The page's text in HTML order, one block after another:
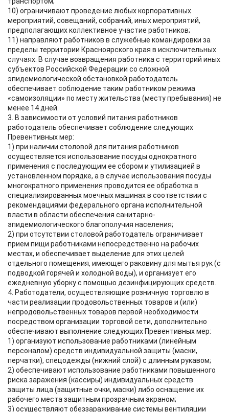
10) ограничивают проведение любых корпоративных
мероприятий, совещаний, собраний, иных мероприятий,
предполагающих коллективное участие работников;
11) направляют работников в служебные командировки за
пределы территории Красноярского края в исключительных
случаях. В случае возвращения работника с территорий иных
субъектов Российской Федерации со сложной
эпидемиологической обстановкой работодатель
обеспечивает соблюдение таким работником режима
«самоизоляции» по месту жительства (месту пребывания) не
менее 14 дней.
3. В зависимости от условий питания работников
работодатель обеспечивает соблюдение следующих
Превентивных мер:
1) при наличии столовой для питания работников
осуществляется использование посуды однократного
применения с последующим ее сбором и утилизацией в
установленном порядке, а в случае использования посуды
многократного применения проводится ее обработка в
специализированных моечных машинах в соответствии с
рекомендациями федерального органа исполнительной
власти в области обеспечения санитарно-
эпидемиологического благополучия населения;
2) при отсутствии столовой работодатель ограничивает
прием пищи работниками непосредственно на рабочих
местах, и обеспечивает выделение для этих целей
отдельного помещения, имеющего раковину для мытья рук (с
подводкой горячей и холодной воды), и организует его
ежедневную уборку с помощью дезинфицирующих средств.
4. Работодатели, осуществляющие розничную торговлю в
части реализации продовольственных товаров и (или)
непродовольственных товаров первой необходимости
посредством организации торговой сети, дополнительно
обеспечивают выполнение следующих Превентивных мер:
1) организуют использование работниками (линейным
персоналом) средств индивидуальной защиты (маски,
перчатки), спецодежды (нижний слой) с длинным рукавом;
2) обеспечивают использование работниками повышенного
риска заражения (кассиры) индивидуальных средств
защиты лица (защитные очки, маски) либо оснащение их
рабочего места защитным прозрачным экраном;
3) осуществляют обеззараживание системы вентиляции